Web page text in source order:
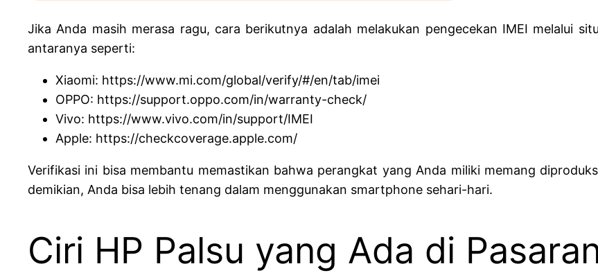
Jika Anda masih merasa ragu, cara berikutnya adalah melakukan pengecekan IMEI melalui
antaranya seperti:
Xiaomi: https://www.mi.com/global/verify/#/en/tab/imei
OPPO: https://support.oppo.com/in/warranty-check/
Vivo: https://www.vivo.com/in/support/IMEI
Apple: https://checkcoverage.apple.com/
Verifikasi ini bisa membantu memastikan bahwa perangkat yang Anda miliki memang
demikian, Anda bisa lebih tenang dalam menggunakan smartphone sehari-hari.
Ciri HP Palsu yang Ada di